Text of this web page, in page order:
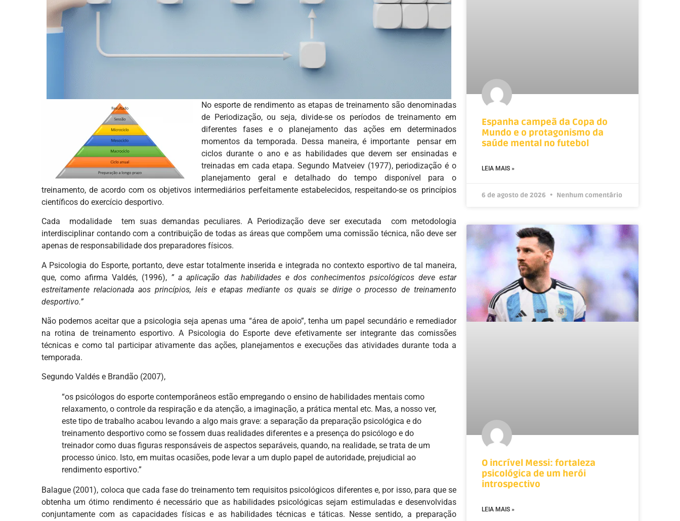
No esporte de rendimento as etapas de treinamento são denominadas
de Periodização, ou seja, divide-se os períodos de treinamento em
diferentes fases e o planejamento das ações em determinados
momentos da temporada. Dessa maneira, é importante pensar em
ciclos durante o ano e as habilidades que devem ser ensinadas e
treinadas em cada etapa. Segundo Matveiev (1977), periodização é o
planejamento geral e detalhado do tempo disponível para o
treinamento, de acordo com os objetivos intermediários perfeitamente estabelecidos, respeitando-se os princípios
científicos do exercício desportivo.
Cada modalidade tem suas demandas peculiares. A Periodização deve ser executada com metodologia
interdisciplinar contando com a contribuição de todas as áreas que compõem uma comissão técnica, não deve ser
apenas de responsabilidade dos preparadores físicos.
A Psicologia do Esporte, portanto, deve estar totalmente inserida e integrada no contexto esportivo de tal maneira,
que, como afirma Valdés, (1996), ” a aplicação das habilidades e dos conhecimentos psicológicos deve estar
estreitamente relacionada aos princípios, leis e etapas mediante os quais se dirige o processo de treinamento
desportivo.”
Não podemos aceitar que a psicologia seja apenas uma “área de apoio”, tenha um papel secundário e remediador
na rotina de treinamento esportivo. A Psicologia do Esporte deve efetivamente ser integrante das comissões
técnicas e como tal participar ativamente das ações, planejamentos e execuções das atividades durante toda a
temporada.
Segundo Valdés e Brandão (2007),
“os psicólogos do esporte contemporâneos estão empregando o ensino de habilidades mentais como
relaxamento, o controle da respiração e da atenção, a imaginação, a prática mental etc. Mas, a nosso ver,
este tipo de trabalho acabou levando a algo mais grave: a separação da preparação psicológica e do
treinamento desportivo como se fossem duas realidades diferentes e a presença do psicólogo e do
treinador como duas figuras responsáveis de aspectos separáveis, quando, na realidade, se trata de um
processo único. Isto, em muitas ocasiões, pode levar a um duplo papel de autoridade, prejudicial ao
rendimento esportivo.”
Balague (2001), coloca que cada fase do treinamento tem requisitos psicológicos diferentes e, por isso, para que se
obtenha um ótimo rendimento é necessário que as habilidades psicológicas sejam estimuladas e desenvolvidas
conjuntamente com as capacidades físicas e as habilidades técnicas e táticas. Nesse sentido, a preparação
Espanha campeã da Copa do
Mundo e o protagonismo da
saúde mental no futebol
LEIA MAIS »
6 de agosto de 2026 Nenhum comentário
O incrível Messi: fortaleza
psicológica de um herói
introspectivo
LEIA MAIS »